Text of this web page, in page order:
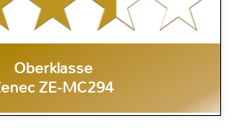
Oberklasse
ZE-MC294